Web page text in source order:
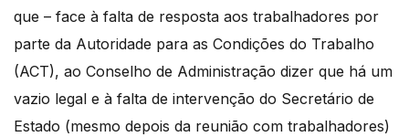
que – face à falta de resposta aos trabalhadores por
parte da Autoridade para as Condições do Trabalho
(ACT), ao Conselho de Administração dizer que há um
vazio legal e à falta de intervenção do Secretário de
Estado (mesmo depois da reunião com trabalhadores)